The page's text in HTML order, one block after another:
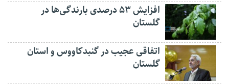
افزایش ۵۳ درصدی بارندگی‌ها در
گلستان
اتفاقی عجیب در‌ گنبدکاووس و استان
گلستان